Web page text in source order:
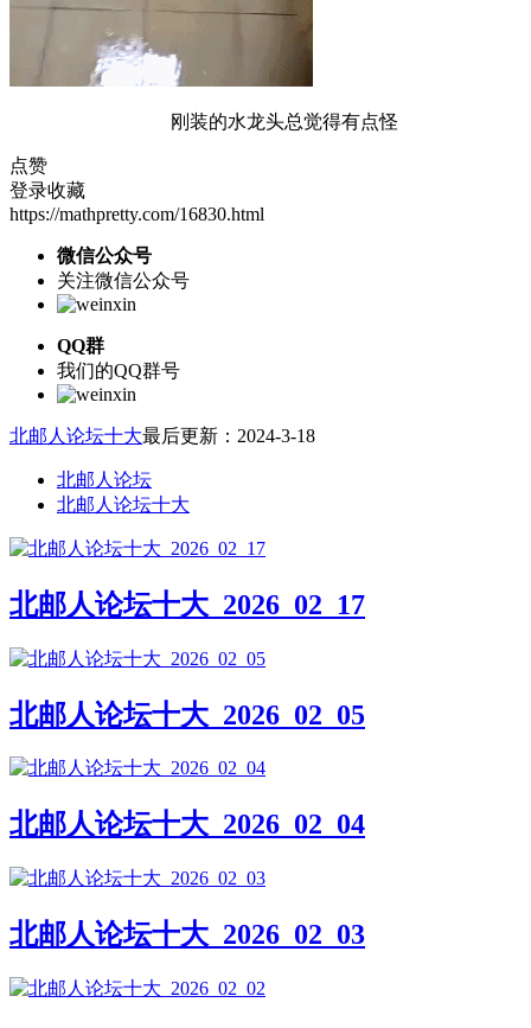
刚装的水龙头总觉得有点怪
点赞
登录收藏
https://mathpretty.com/16830.html
微信公众号
关注微信公众号
QQ群
我们的QQ群号
北邮人论坛十大最后更新：2024-3-18
北邮人论坛
北邮人论坛十大
北邮人论坛十大_2026_02_17
北邮人论坛十大_2026_02_05
北邮人论坛十大_2026_02_04
北邮人论坛十大_2026_02_03